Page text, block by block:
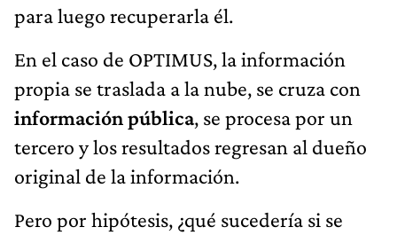
para luego recuperarla él.
En el caso de OPTIMUS, la información
propia se traslada a la nube, se cruza con
información pública, se procesa por un
tercero y los resultados regresan al dueño
original de la información.
Pero por hipótesis, ¿qué sucedería si se